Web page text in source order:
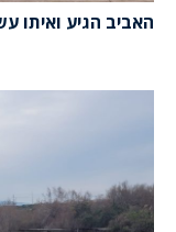
האביב הגיע ואיתו